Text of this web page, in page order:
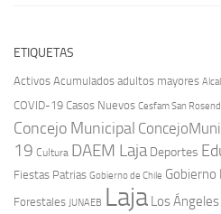
ETIQUETAS
Activos Acumulados adultos mayores
COVID-19 Casos Nuevos Cesfam San
Concejo Municipal
19 Cultura DAEM Laja Deportes
Fiestas Patrias Gobierno de Chile Gobierno
Forestales JUNAEB Laja Los Ángeles